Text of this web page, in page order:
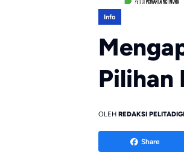
Info
Pilihan
OLEH REDAKSI
Share